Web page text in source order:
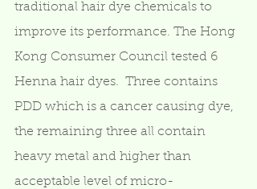
traditional hair dye chemicals to
improve its performance. The Hong
Kong Consumer Council tested 6
Henna hair dyes.  Three contains
PDD which is a cancer causing dye,
the remaining three all contain
heavy metal and higher than
acceptable level of micro-